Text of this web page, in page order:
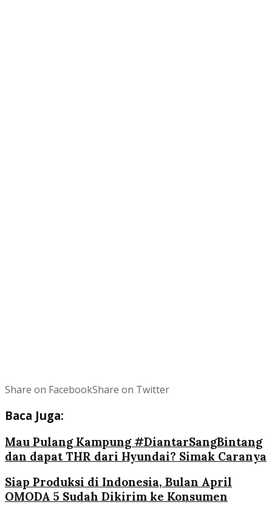
Share on FacebookShare on Twitter
Baca Juga:
Mau Pulang Kampung #DiantarSangBintang
dan dapat THR dari Hyundai? Simak Caranya
Siap Produksi di Indonesia, Bulan April
OMODA 5 Sudah Dikirim ke Konsumen